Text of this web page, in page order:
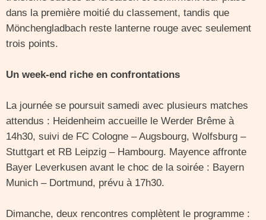
dans la première moitié du classement, tandis que
Mönchengladbach reste lanterne rouge avec seulement
trois points.
Un week-end riche en confrontations
La journée se poursuit samedi avec plusieurs matches
attendus : Heidenheim accueille le Werder Brême à
14h30, suivi de FC Cologne – Augsbourg, Wolfsburg –
Stuttgart et RB Leipzig – Hambourg. Mayence affronte
Bayer Leverkusen avant le choc de la soirée : Bayern
Munich – Dortmund, prévu à 17h30.
Dimanche, deux rencontres complètent le programme :